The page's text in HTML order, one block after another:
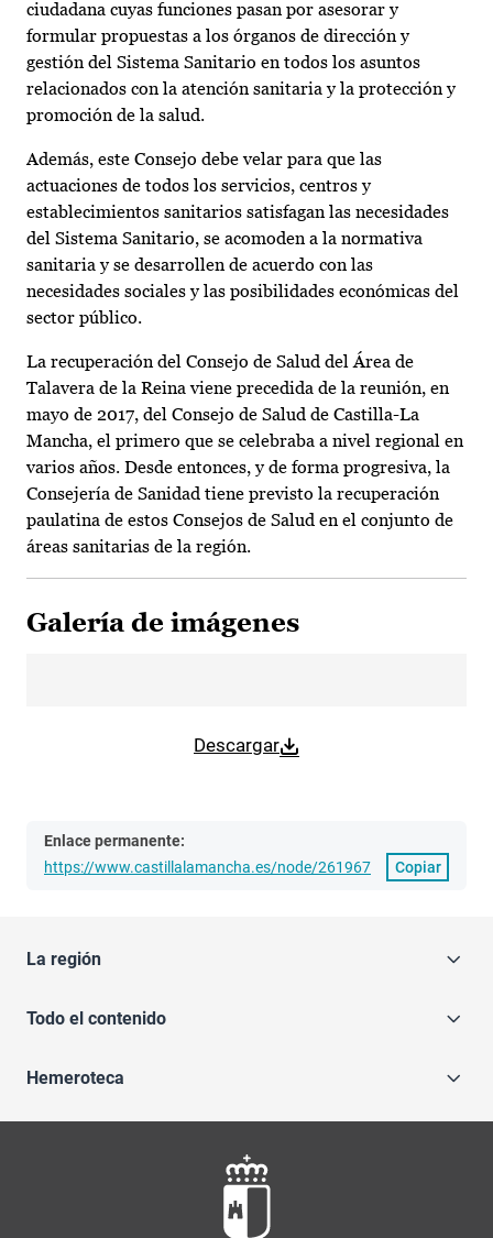
ciudadana cuyas funciones pasan por asesorar y
formular propuestas a los órganos de dirección y
gestión del Sistema Sanitario en todos los asuntos
relacionados con la atención sanitaria y la protección y
promoción de la salud.
Además, este Consejo debe velar para que las
actuaciones de todos los servicios, centros y
establecimientos sanitarios satisfagan las necesidades
del Sistema Sanitario, se acomoden a la normativa
sanitaria y se desarrollen de acuerdo con las
necesidades sociales y las posibilidades económicas del
sector público.
La recuperación del Consejo de Salud del Área de
Talavera de la Reina viene precedida de la reunión, en
mayo de 2017, del Consejo de Salud de Castilla-La
Mancha, el primero que se celebraba a nivel regional en
varios años. Desde entonces, y de forma progresiva, la
Consejería de Sanidad tiene previsto la recuperación
paulatina de estos Consejos de Salud en el conjunto de
áreas sanitarias de la región.
Galería de imágenes
Descargar
Enlace permanente:
https://www.castillalamancha.es/node/261967
Copiar
La región
Todo el contenido
Hemeroteca